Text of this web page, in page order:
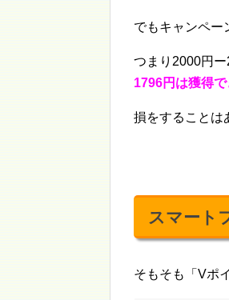
でもキャンペー
つまり2000円ー
1796円は獲得で
損をすることは
スマート
そもそも「Vポ